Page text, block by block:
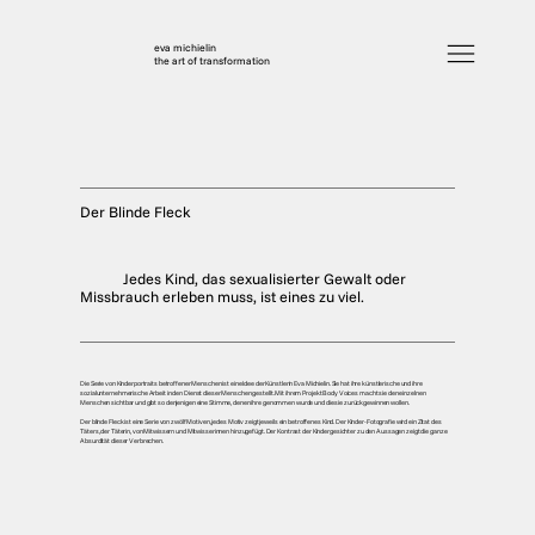
eva michielin
the art of transformation
Der Blinde Fleck
Jedes Kind, das sexualisierter Gewalt oder
Missbrauch erleben muss, ist eines zu viel.
Die Serie von Kinderportraits betroffener Menschen ist eine Idee der Künstlerin Eva Michielin. Sie hat ihre künstlerische und ihre
sozialunternehmerische Arbeit in den Dienst dieser Menschen gestellt. Mit ihrem Projekt Body Voices macht sie den einzelnen
Menschen sichtbar und gibt so denjenigen eine Stimme, denen ihre genommen wurde und die sie zurückgewinnen wollen.
Der blinde Fleck ist eine Serie von zwölf Motiven, jedes Motiv zeigt jeweils ein betroffenes Kind. Der Kinder-Fotografie wird ein Zitat des
Täters, der Täterin, von Mitwissern und Mitwisserinnen hinzugefügt. Der Kontrast der Kindergesichter zu den Aussagen zeigt die ganze
Absurdität dieser Verbrechen.